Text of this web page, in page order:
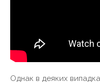
Однак в деяких